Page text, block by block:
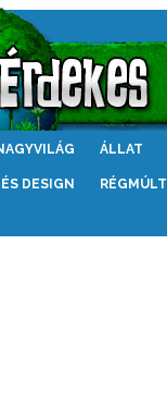
ÁLLAT
DESIGN RÉGMÚLT